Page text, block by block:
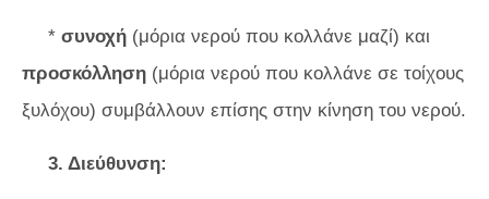
* συνοχή (μόρια νερού που κολλάνε μαζί) και
προσκόλληση (μόρια νερού που κολλάνε σε τοίχους
ξυλόχου) συμβάλλουν επίσης στην κίνηση του νερού.
3. Διεύθυνση: